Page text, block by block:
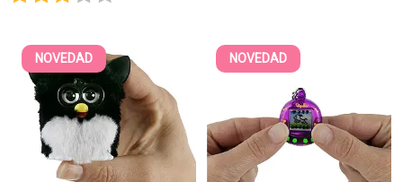
NOVEDAD NOVEDAD